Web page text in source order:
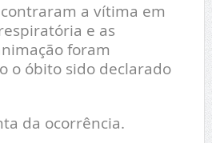
a vítima em
e as
foram
o óbito sido declarado
da ocorrência.